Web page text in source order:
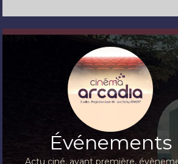
Événements
Actu ciné, avant première,